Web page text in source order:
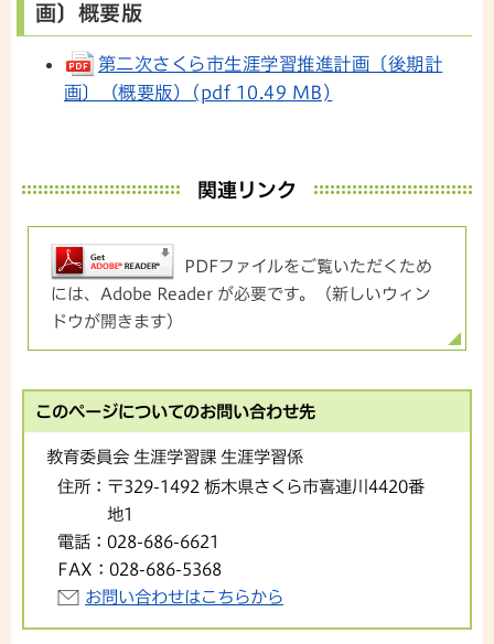
画〕概要版
第二次さくら市生涯学習推進計画〔後期計
画〕（概要版）(pdf 10.49 MB)
関連リンク
PDFファイルをご覧いただくため
には、Adobe Reader が必要です。（新しいウィン
ドウが開きます）
このページについてのお問い合わせ先
教育委員会 生涯学習課 生涯学習係
住所： 〒329-1492 栃木県さくら市喜連川4420番
地1
電話： 028-686-6621
FAX： 028-686-5368
お問い合わせはこちらから